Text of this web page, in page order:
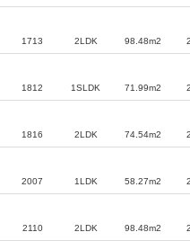
1713 2LDK 98.48m2
1812 1SLDK 71.99m2
1816 2LDK 74.54m2
2007 1LDK 58.27m2
2110 2LDK 98.48m2